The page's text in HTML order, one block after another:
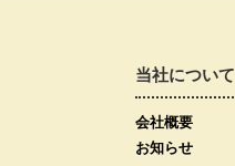
当社について
会社概要
お知らせ